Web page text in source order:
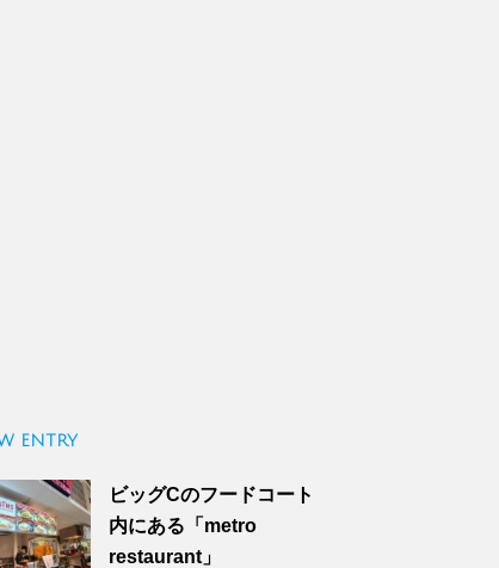
ENTRY
ビッグCのフードコート
内にある「metro
restaurant」